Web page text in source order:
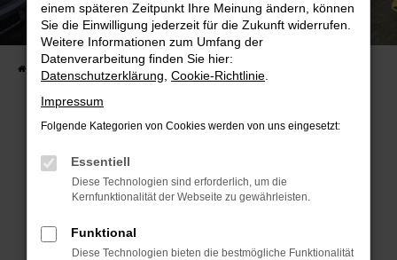
Unser Fahrzeugbestand vor Ort
Entdecken Sie unsere sofort verfügbaren
Fahrzeugangebote
Fehler: Network Error
Beim Laden ist ein Fehler aufgetreten.
Hier sind ein paar Tipps, die dir helfen können:
Überprüfe deine Firewall und deine
einem späteren Zeitpunkt Ihre Meinung ändern, können
Sie die Einwilligung jederzeit für die Zukunft widerrufen.
Weitere Informationen zum Umfang der
Datenverarbeitung finden Sie hier:
Datenschutzerklärung Cookie-Richtlinie
Impressum
Folgende Kategorien von Cookies werden von uns eingesetzt:
Essentiell
Diese Technologien sind erforderlich, um die
Kernfunktionalität der Webseite zu gewährleisten.
Funktional
Diese Technologien bieten die bestmögliche Funktionalität